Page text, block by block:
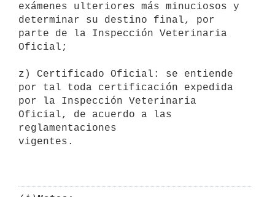
exámenes ulteriores más minuciosos y
determinar su destino final, por
parte de la Inspección Veterinaria
Oficial;
z) Certificado Oficial: se entiende
por tal toda certificación expedida
por la Inspección Veterinaria
Oficial, de acuerdo a las
reglamentaciones
vigentes.